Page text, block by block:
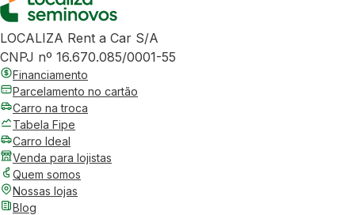
LOCALIZA Rent a Car S/A
CNPJ nº 16.670.085/0001-55
Financiamento
Parcelamento no cartão
Carro na troca
Tabela Fipe
Carro Ideal
Venda para lojistas
Quem somos
Nossas lojas
Blog